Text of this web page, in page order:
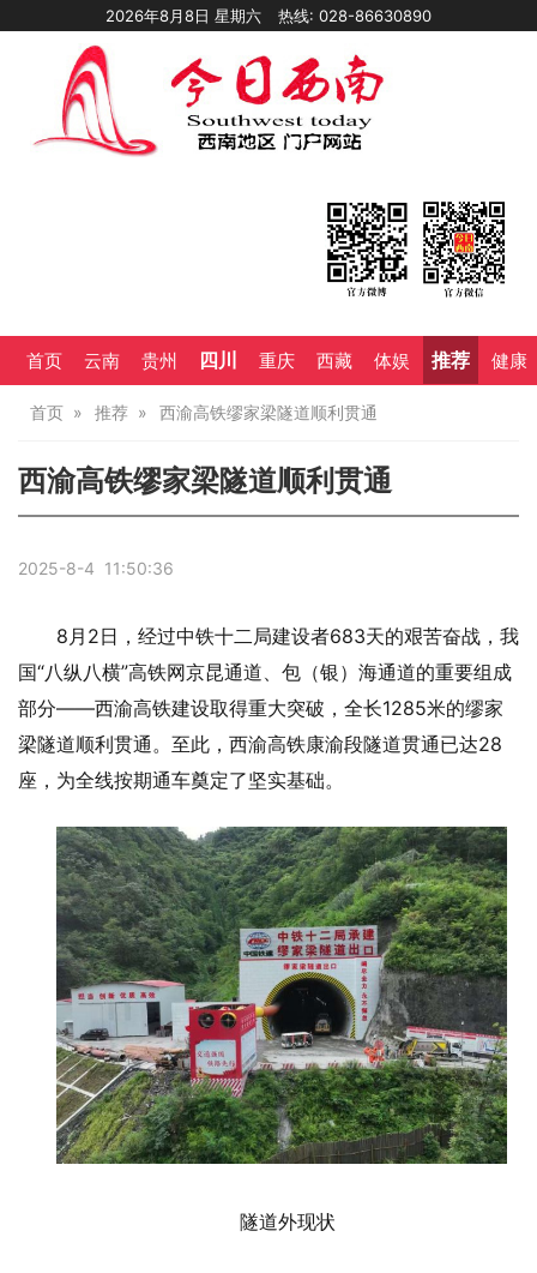
2026年8月8日 星期六 热线: 028-86630890
首页 云南 贵州 四川 重庆 西藏 体娱 推荐 健康
首页 推荐 西渝高铁缪家梁隧道顺利贯通
西渝高铁缪家梁隧道顺利贯通
2025-8-4 11:50:36
8月2日，经过中铁十二局建设者683天的艰苦奋战，我
国“八纵八横”高铁网京昆通道、包（银）海通道的重要组成
部分——西渝高铁建设取得重大突破，全长1285米的缪家
梁隧道顺利贯通。至此，西渝高铁康渝段隧道贯通已达28
座，为全线按期通车奠定了坚实基础。
隧道外现状